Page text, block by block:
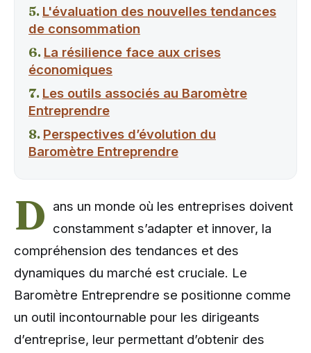
L'évaluation des nouvelles tendances
de consommation
La résilience face aux crises
économiques
Les outils associés au Baromètre
Entreprendre
Perspectives d’évolution du
Baromètre Entreprendre
D ans un monde où les entreprises doivent
constamment s’adapter et innover, la
compréhension des tendances et des
dynamiques du marché est cruciale. Le
Baromètre Entreprendre se positionne comme
un outil incontournable pour les dirigeants
d’entreprise, leur permettant d’obtenir des